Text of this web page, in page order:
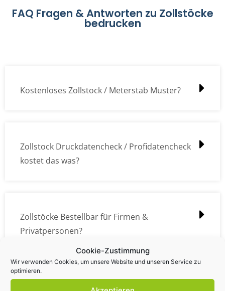
Cookie-Zustimmung
Wir verwenden Cookies, um unsere Website und unseren Service zu
optimieren.
FAQ Fragen & Antworten zu Zollstöcke
bedrucken
Kostenloses Zollstock / Meterstab Muster?
Zollstock Druckdatencheck / Profidatencheck
kostet das was?
Zollstöcke Bestellbar für Firmen &
Privatpersonen?
Wie kann ich die Daten (z.B. Logos und Texte)